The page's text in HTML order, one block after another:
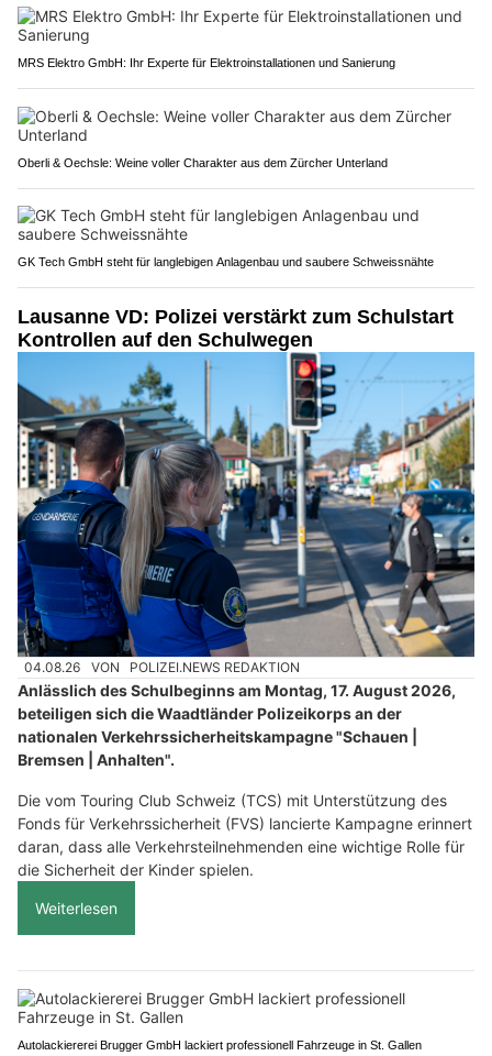
MRS Elektro GmbH: Ihr Experte für Elektroinstallationen und Sanierung
Oberli & Oechsle: Weine voller Charakter aus dem Zürcher Unterland
GK Tech GmbH steht für langlebigen Anlagenbau und saubere Schweissnähte
Lausanne VD: Polizei verstärkt zum Schulstart
Kontrollen auf den Schulwegen
04.08.26 VON POLIZEI.NEWS REDAKTION
Anlässlich des Schulbeginns am Montag, 17. August 2026,
beteiligen sich die Waadtländer Polizeikorps an der
nationalen Verkehrssicherheitskampagne "Schauen |
Bremsen | Anhalten".
Die vom Touring Club Schweiz (TCS) mit Unterstützung des
Fonds für Verkehrssicherheit (FVS) lancierte Kampagne erinnert
daran, dass alle Verkehrsteilnehmenden eine wichtige Rolle für
die Sicherheit der Kinder spielen.
Weiterlesen
Autolackiererei Brugger GmbH lackiert professionell Fahrzeuge in St. Gallen